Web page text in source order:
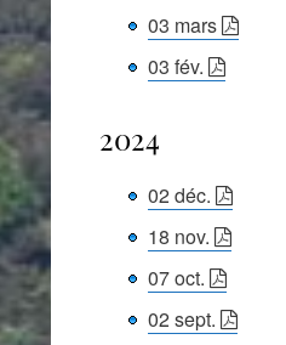
03 mars
03 fév.
2024
02 déc.
18 nov.
07 oct.
02 sept.